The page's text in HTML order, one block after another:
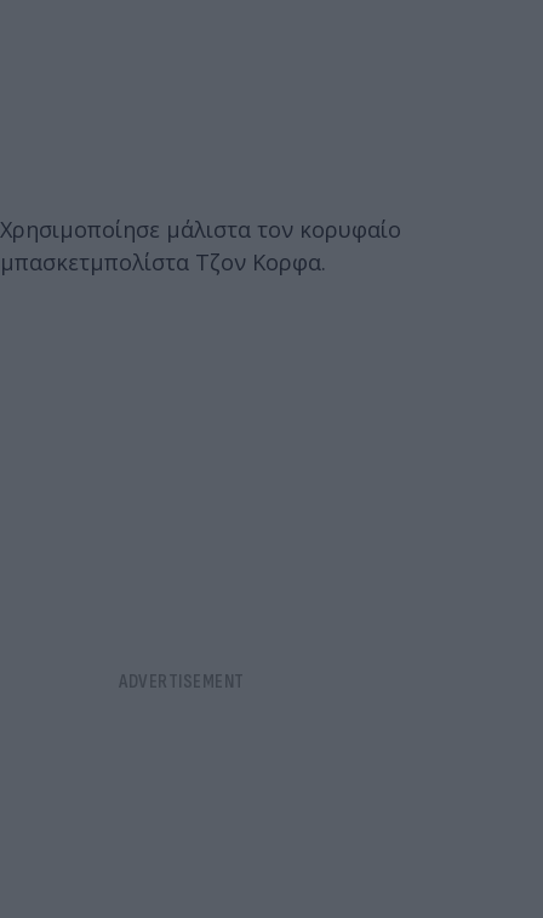
Χρησιμοποίησε μάλιστα τον κορυφαίο
μπασκετμπολίστα Τζον Κορφα.